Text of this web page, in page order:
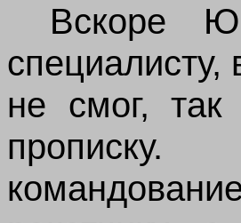
Вскоре
специалисту,
не смог, так
прописку.